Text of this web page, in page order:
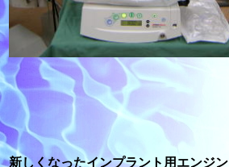
新しくなったインプラント用エンジン